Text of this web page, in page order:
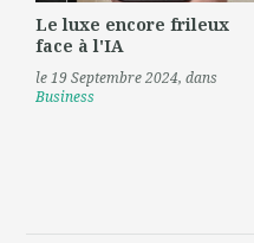
Le luxe encore frileux
face à l'IA
le 19 Septembre 2024, dans
Business